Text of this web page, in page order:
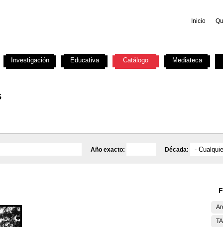
Inicio
Año exacto: Década:
Investigación Educativa Catálogo Mediateca